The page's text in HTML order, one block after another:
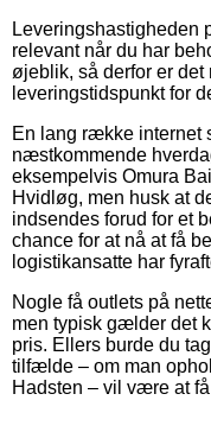
Leveringshastigheden
relevant når du har
øjeblik, så derfor er
leveringstidspunkt for
En lang række internet
næstkommende
eksempelvis Omura
Hvidløg, men husk at
indsendes forud for et
chance for at nå at få
logistikansatte har
Nogle få outlets på
men typisk gælder det
pris. Ellers burde du
tilfælde – om man
Hadsten – vil være at